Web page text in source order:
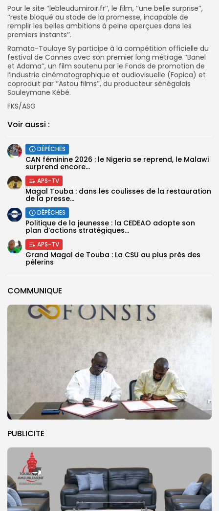
COMMUNIQUE
PUBLICITE
Pour le site ‘’lebleudumiroir.fr’’, le film, ‘’une belle surprise’’,
‘’reste bloqué au stade de la promesse, incapable de
remplir les belles ambitions à peine aperçues dans les
premiers instants’’.
Ramata-Toulaye Sy participe à la compétition officielle du
festival de Cannes avec son premier long métrage ‘’Banel
et Adama’’, un film soutenu par le Fonds de promotion de
l’industrie cinématographique et audiovisuelle (Fopica) et
coproduit par ‘’Astou films’’, du producteur sénégalais
Souleymane Kébé.
FKS/ASG
Voir aussi :
DÉPÊCHES
‎CAN féminine 2026 : le Nigeria se reprend, le Malawi
surprend encore...
APS-TV
Magal Touba : dans les coulisses de la restauration
de la presse...
DÉPÊCHES
Politique de la jeunesse : la CEDEAO adopte son
plan d’actions stratégiques...
APS-TV
Grand Magal de Touba : La CSU au plus près des
pèlerins